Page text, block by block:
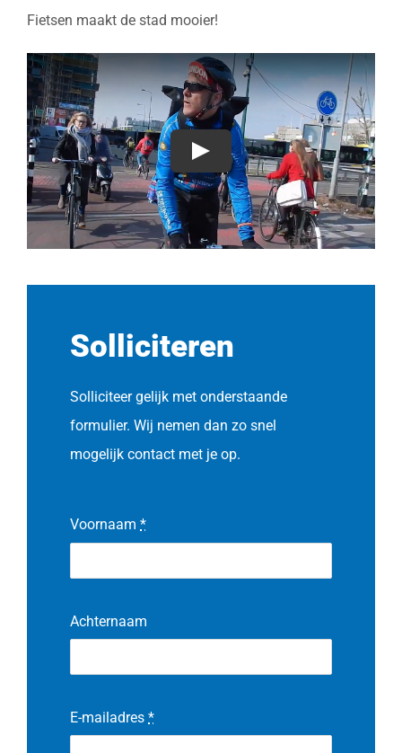
Fietsen maakt de stad mooier!
Solliciteren
Solliciteer gelijk met onderstaande
formulier. Wij nemen dan zo snel
mogelijk contact met je op.
Voornaam*
Achternaam
E-mailadres*